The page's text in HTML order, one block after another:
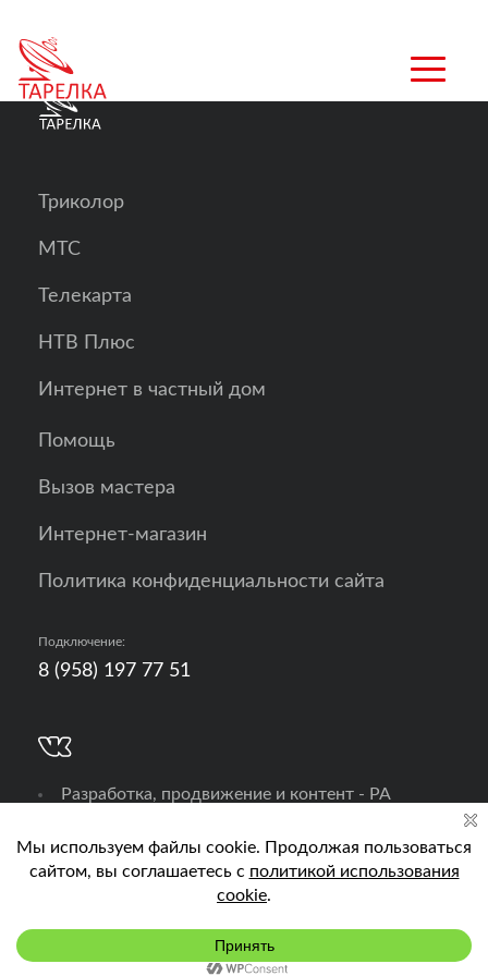
Подключить
Триколор
МТС
Телекарта
НТВ Плюс
Интернет в частный дом
Помощь
Вызов мастера
Интернет-магазин
Политика конфиденциальности сайта
Подключение:
8 (958) 197 77 51
Разработка, продвижение и контент - РА